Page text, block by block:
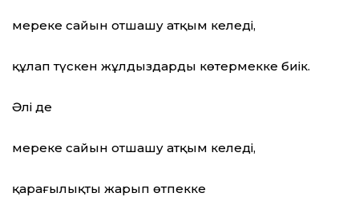
мереке сайын отшашу атқым келеді,
құлап түскен жұлдыздарды көтермекке биік.
Әлі де
мереке сайын отшашу атқым келеді,
қараңғылықты жарып өтпекке